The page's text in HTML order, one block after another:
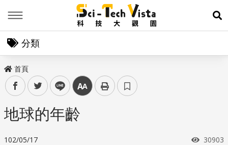
展
分類
首頁
facebooktwitter line 中
地球的年齡
102/05/17 瀏覽次
30903